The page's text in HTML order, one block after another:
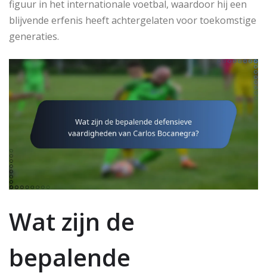
figuur in het internationale voetbal, waardoor hij een
blijvende erfenis heeft achtergelaten voor toekomstige
generaties.
Wat zijn de
bepalende